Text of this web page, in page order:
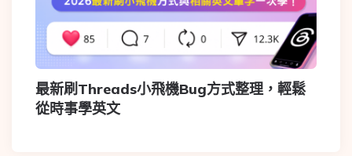
最新刷Threads小飛機Bug方式整理，輕鬆
從時事學英文